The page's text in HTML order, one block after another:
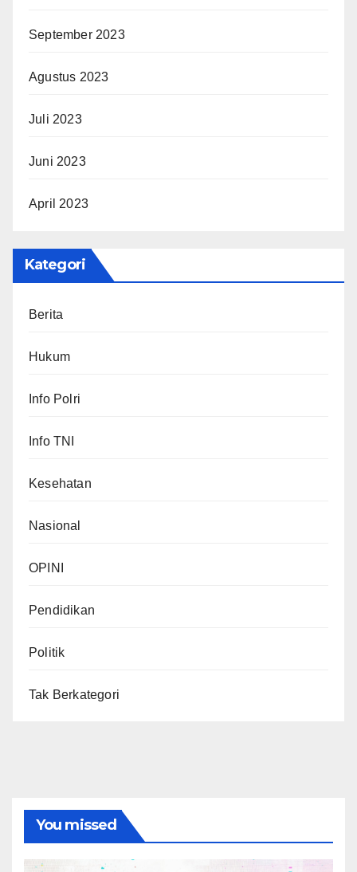
September 2023
Agustus 2023
Juli 2023
Juni 2023
April 2023
Kategori
Berita
Hukum
Info Polri
Info TNI
Kesehatan
Nasional
OPINI
Pendidikan
Politik
Tak Berkategori
You missed